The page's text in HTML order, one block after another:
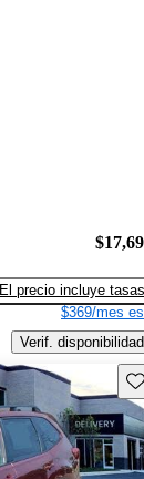
El precio incluye tasas
$369/mes
Verif. disponibilidad